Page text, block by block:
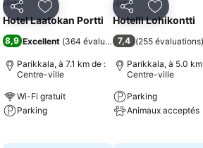
favoris
)
PartagerAjouter à mes favoris
Hotel
Hotel Laatokan Portti
8,9 Excellent (364 évaluations)
Parikkala, à 7.1 km de :
Centre-ville
Wi-Fi gratuit
Parking
PartagerAjouter
Hotel
Hotelli Lohikontti
7,4 (255 évaluations)
Parikkala, à 5.0
Centre-ville
Parking
Animaux acceptés